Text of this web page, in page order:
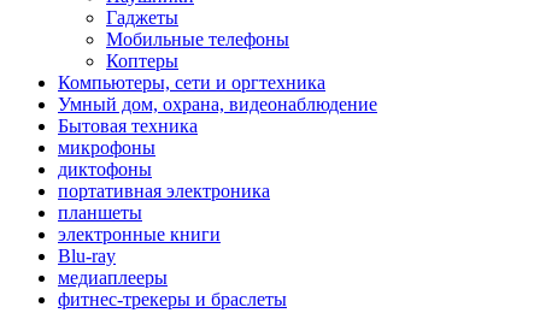
Гаджеты
Мобильные телефоны
Коптеры
Компьютеры, сети и оргтехника
Умный дом, охрана, видеонаблюдение
Бытовая техника
микрофоны
диктофоны
портативная электроника
планшеты
электронные книги
Blu-ray
медиаплееры
фитнес-трекеры и браслеты